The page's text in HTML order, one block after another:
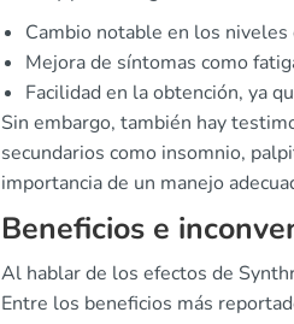
Cambio notable en los
Mejora de síntomas como
Facilidad en la obtención, ya
Sin embargo, también hay
secundarios como insomnio,
importancia de un manejo
Beneficios e
Al hablar de los efectos de
Entre los beneficios más